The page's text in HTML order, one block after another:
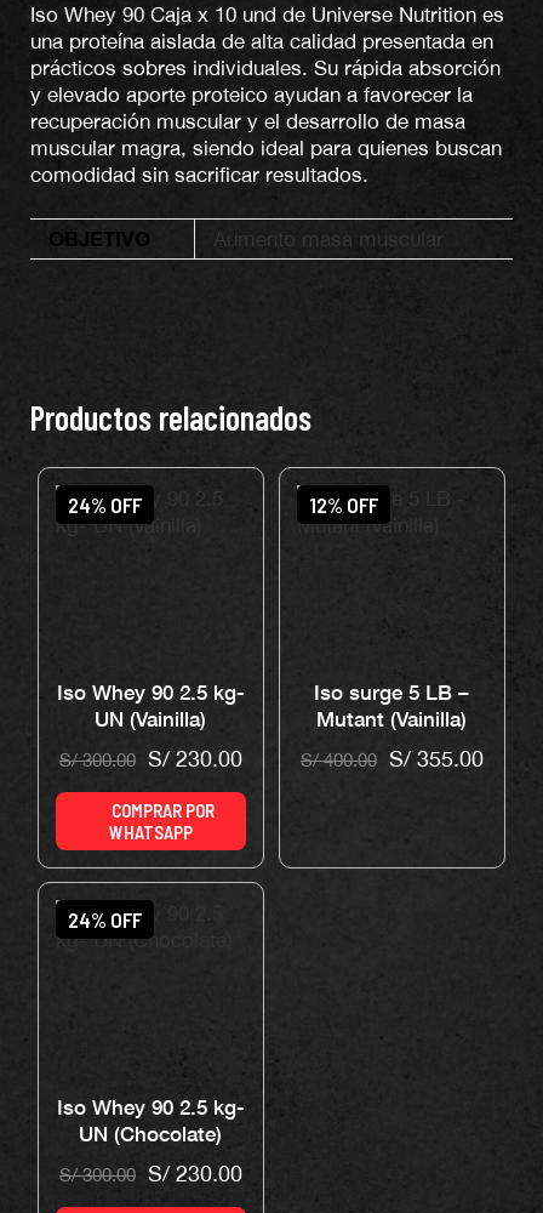
Iso Whey 90 Caja x 10 und de Universe Nutrition es
una proteína aislada de alta calidad presentada en
prácticos sobres individuales. Su rápida absorción
y elevado aporte proteico ayudan a favorecer la
recuperación muscular y el desarrollo de masa
muscular magra, siendo ideal para quienes buscan
comodidad sin sacrificar resultados.
OBJETIVO Aumento masa muscular
Productos relacionados
24% OFF
Iso Whey 90 2.5 kg-
UN (Vainilla)
S/300.00 S/230.00
COMPRAR POR
WHATSAPP
12% OFF
Iso surge 5 LB –
Mutant (Vainilla)
S/400.00 S/355.00
24% OFF
Iso Whey 90 2.5 kg-
UN (Chocolate)
S/300.00 S/230.00